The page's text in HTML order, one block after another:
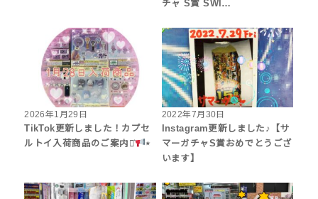
チャ S賞 SWI…
2026年1月29日
TikTok更新しました！カプセ
ルトイ入荷商品のご案内⋆͛
⋆
2022年7月30日
Instagram更新しました♪【サ
マーガチャS賞おめでとうござ
います】